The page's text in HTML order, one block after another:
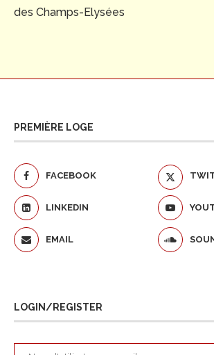
des Champs-Elysées
PREMIÈRE LOGE
FACEBOOK
LINKEDIN
EMAIL
LOGIN/REGISTER